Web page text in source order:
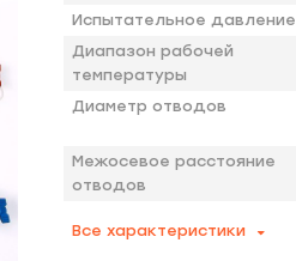
Испытательное давление
Диапазон рабочей
температуры
Диаметр отводов
Межосевое расстояние
отводов
Все характеристики